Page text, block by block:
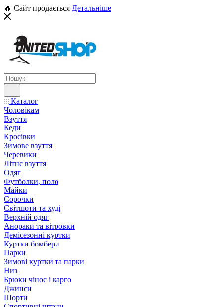
🔥 Сайт продається Детальніше
Каталог
Чоловікам
Взуття
Кеди
Кросівки
Зимове взуття
Черевики
Літнє взуття
Одяг
Футболки, поло
Майки
Сорочки
Світшоти та худі
Верхній одяг
Анораки та вітровки
Демісезонні куртки
Куртки бомбери
Парки
Зимові куртки та парки
Низ
Брюки чінос і карго
Джинси
Шорти